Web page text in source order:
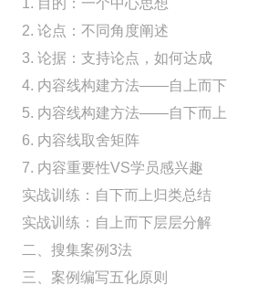
1. 目的：一个中心思想
2. 论点：不同角度阐述
3. 论据：支持论点，如何达成
4. 内容线构建方法——自上而下
5. 内容线构建方法——自下而上
6. 内容线取舍矩阵
7. 内容重要性VS学员感兴趣
实战训练：自下而上归类总结
实战训练：自上而下层层分解
二、搜集案例3法
三、案例编写五化原则